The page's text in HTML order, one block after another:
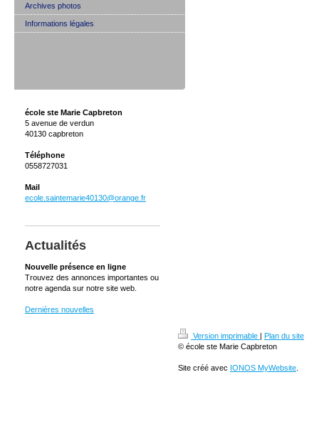
Archives photos
Informations légales
école ste Marie Capbreton
5 avenue de verdun
40130 capbreton
Téléphone
0558727031
Mail
ecole.saintemarie40130@orange.fr
Actualités
Nouvelle présence en ligne
Trouvez des annonces importantes ou
notre agenda sur notre site web.
Dernières nouvelles
Version imprimable | Plan du site
© école ste Marie Capbreton
Site créé avec IONOS MyWebsite